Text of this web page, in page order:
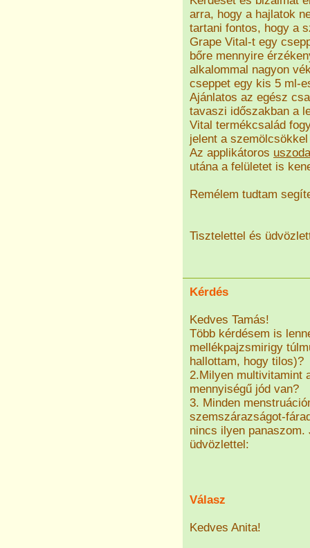
arra, hogy a hajlatok
tartani fontos, hogy a
Grape Vital-t egy
bőre mennyire
alkalommal nagyon
cseppet egy kis 5 ml-
Ajánlatos az egész
tavaszi időszakban a
Vital termékcsalád
jelent a
Az applikátoros
utána a felületet is
Remélem tudtam
Tisztelettel és
Kérdés
Kedves Tamás!
Több kérdésem is
mellékpajzsmirigy
hallottam, hogy tilos)?
2.Milyen multivitamint
mennyiségű jód van?
3. Minden
szemszárazságot-
nincs ilyen
üdvözlettel:
Válasz
Kedves Anita!